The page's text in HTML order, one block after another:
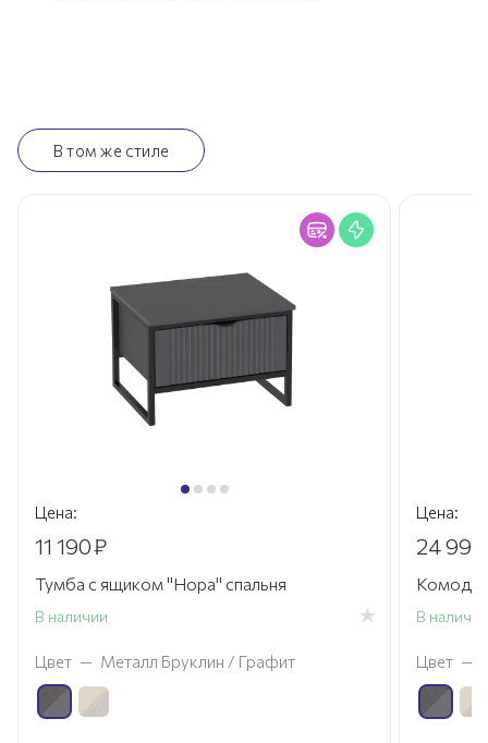
В том же стиле
Цена:
11 190₽
Тумба с ящиком "Нора" спальня
В наличии
Цвет — Металл Бруклин / Графит
Цена:
24 990
Комод 3
В наличии
Цвет —